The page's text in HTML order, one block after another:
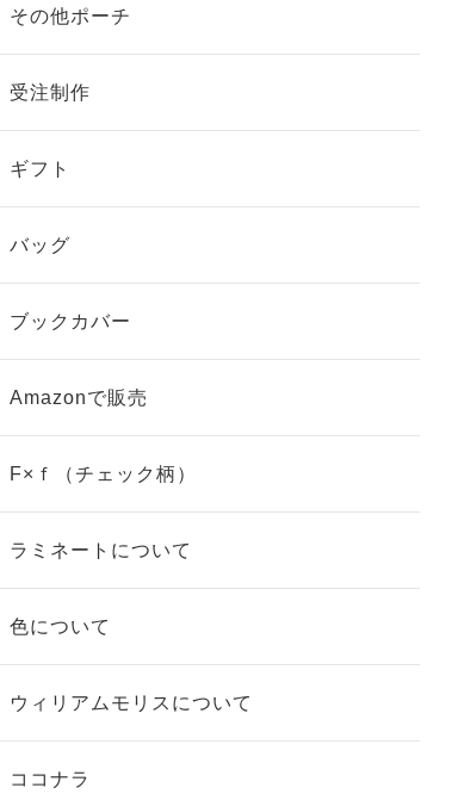
その他ポーチ
受注制作
ギフト
バッグ
ブックカバー
Amazonで販売
F×ｆ（チェック柄）
ラミネートについて
色について
ウィリアムモリスについて
ココナラ